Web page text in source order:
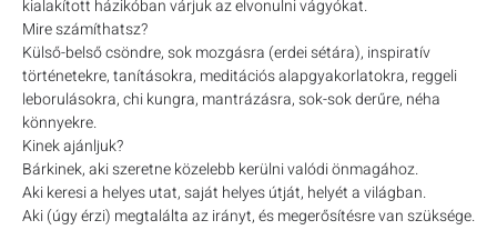
kialakított házikóban várjuk az elvonulni vágyókat.
Mire számíthatsz?
Külső-belső csöndre, sok mozgásra (erdei sétára), inspiratív
történetekre, tanításokra, meditációs alapgyakorlatokra, reggeli
leborulásokra, chi kungra, mantrázásra, sok-sok derűre, néha
könnyekre.
Kinek ajánljuk?
Bárkinek, aki szeretne közelebb kerülni valódi önmagához.
Aki keresi a helyes utat, saját helyes útját, helyét a világban.
Aki (úgy érzi) megtalálta az irányt, és megerősítésre van szüksége.